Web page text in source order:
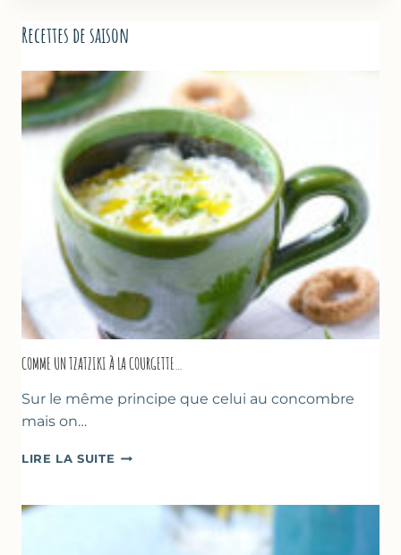
Recettes de saison
COMME UN TZATZIKI À LA COURGETTE…
Sur le même principe que celui au concombre
mais on…
LIRE LA SUITE COMME
À
COURGETTE…